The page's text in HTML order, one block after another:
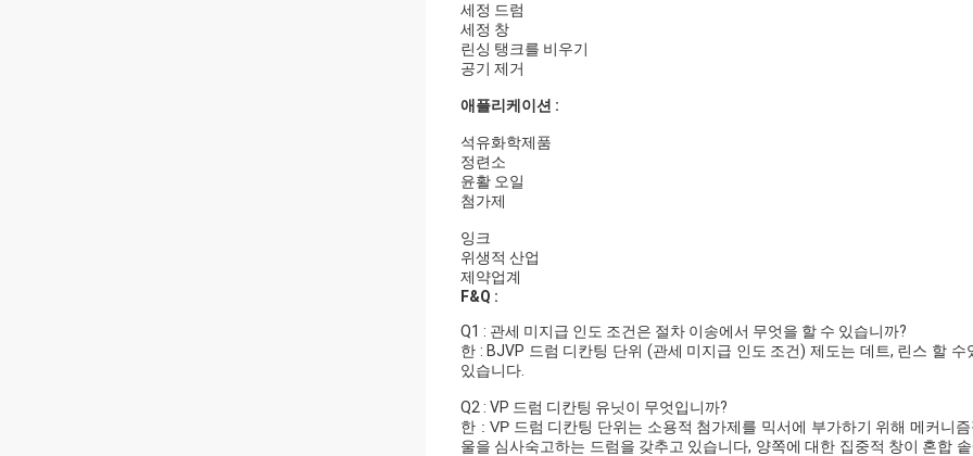
세정 드럼
세정 창
린싱 탱크를 비우기
공기 제거
애플리케이션 :
석유화학제품
정련소
윤활 오일
첨가제
잉크
위생적 산업
제약업계
F&Q :
Q1 : 관세 미지급 인도 조건은 절차 이송에서 무엇을 할 수 있습니까?
한 : BJVP 드럼 디칸팅 단위 (관세 미지급 인도 조건) 제도는 데트, 린스 할
있습니다.
Q2 : VP 드럼 디칸팅 유닛이 무엇입니까?
한 : VP 드럼 디칸팅 단위는 소용적 첨가제를 믹서에 부가하기 위해 메커니
울을 심사숙고하는 드럼을 갖추고 있습니다, 양쪽에 대한 집중적 창이 혼합